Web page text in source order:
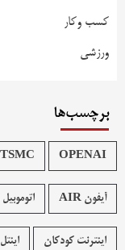
کسب وکار
ورزشی
برچسب‌ها
OPENAI
TSMC
آیفون AIR
اینترنت کودکان اینتل